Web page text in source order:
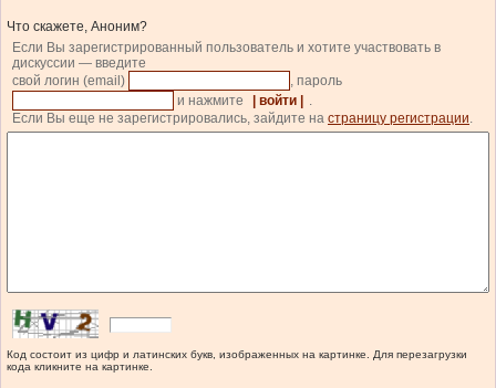
Что скажете, Аноним?
Если Вы зарегистрированный пользователь и хотите участвовать в
дискуссии — введите
свой логин (email)
, пароль
и нажмите
| войти |
.
Если Вы еще не зарегистрировались, зайдите на страницу регистрации.
Код состоит из цифр и латинских букв, изображенных на картинке. Для перезагрузки
кода кликните на картинке.